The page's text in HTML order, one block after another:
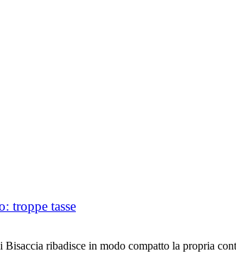
troppe tasse
ribadisce in modo compatto la propria